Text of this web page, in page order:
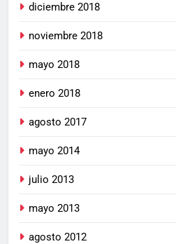
diciembre 2018
noviembre 2018
mayo 2018
enero 2018
agosto 2017
mayo 2014
julio 2013
mayo 2013
agosto 2012